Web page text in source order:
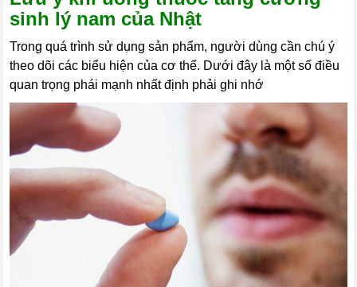
sinh lý nam của Nhật
Trong quá trình sử dụng sản phẩm, người dùng cần chú ý
theo dõi các biểu hiện của cơ thể. Dưới đây là một số điều
quan trọng phái mạnh nhất định phải ghi nhớ